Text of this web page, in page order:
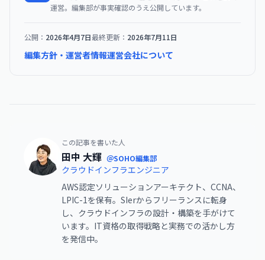
運営。編集部が事実確認のうえ公開しています。
公開： 2026年4月7日最終更新： 2026年7月11日
編集方針・運営者情報運営会社について
この記事を書いた人
田中 大輝 ＠SOHO編集部
クラウドインフラエンジニア
AWS認定ソリューションアーキテクト、CCNA、
LPIC-1を保有。SIerからフリーランスに転身
し、クラウドインフラの設計・構築を手がけて
います。IT資格の取得戦略と実務での活かし方
を発信中。